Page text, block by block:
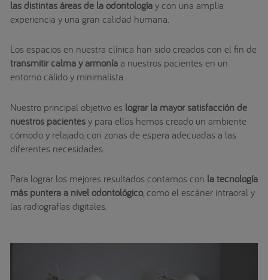
las distintas áreas de la odontologíay con una amplia
experiencia y una gran calidad humana.
Los espacios en nuestra clínica han sido creados con el fin de
transmitir calma y armoníaa nuestros pacientes en un
entorno cálido y minimalista.
Nuestro principal objetivo es lograr la mayor satisfacción de
nuestros pacientesy para ellos hemos creado un ambiente
cómodo y relajado, con zonas de espera adecuadas a las
diferentes necesidades.
Para lograr los mejores resultados contamos con la tecnología
más puntera a nivel odontológico, como el escáner intraoral y
las radiografías digitales.